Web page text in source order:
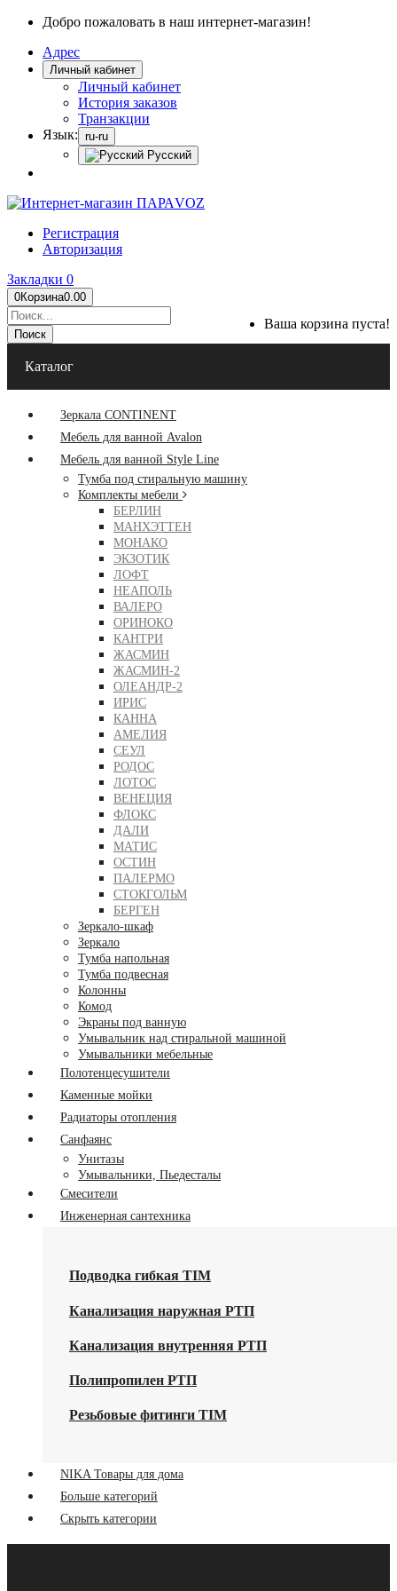
Добро пожаловать в наш интернет-магазин!
Адрес
Личный кабинет
Личный кабинет
История заказов
Транзакции
Язык: ru-ru
Русский
Регистрация
Авторизация
Закладки 0
0Корзина0.00
Ваша корзина пуста!
Поиск
Каталог
Зеркала CONTINENT
Мебель для ванной Avalon
Мебель для ванной Style Line
Тумба под стиральную машину
Комплекты мебели
БЕРЛИН
МАНХЭТТЕН
МОНАКО
ЭКЗОТИК
ЛОФТ
НЕАПОЛЬ
ВАЛЕРО
ОРИНОКО
КАНТРИ
ЖАСМИН
ЖАСМИН-2
ОЛЕАНДР-2
ИРИС
КАННА
АМЕЛИЯ
СЕУЛ
РОДОС
ЛОТОС
ВЕНЕЦИЯ
ФЛОКС
ДАЛИ
МАТИС
ОСТИН
ПАЛЕРМО
СТОКГОЛЬМ
БЕРГЕН
Зеркало-шкаф
Зеркало
Тумба напольная
Тумба подвесная
Колонны
Комод
Экраны под ванную
Умывальник над стиральной машиной
Умывальники мебельные
Полотенцесушители
Каменные мойки
Радиаторы отопления
Санфаянс
Унитазы
Умывальники, Пьедесталы
Смесители
Инженерная сантехника
Подводка гибкая TIM
Канализация наружная РТП
Канализация внутренняя РТП
Полипропилен РТП
Резьбовые фитинги TIM
NIKA Товары для дома
Больше категорий
Скрыть категории